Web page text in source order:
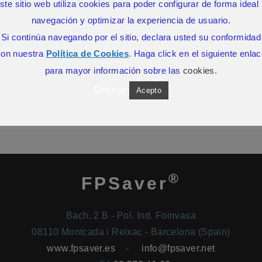
SIN COMENTARIOS
FPSaver®
Bach, 2 B - Pol. Ind. Foinvasa
08110 Montcada i Reixac - Barcelona (Spain)
www.fpsaver.es - info@fpsaver.net
sitio web utiliza cookies para poder configurar de forma ideal
navegación y optimizar la experiencia de usuario.
Si continúa navegando por el sitio, declara usted su conformidad
nuestra Política de Cookies. Haga click en el siguiente
para mayor información sobre las cookies.
Acepto